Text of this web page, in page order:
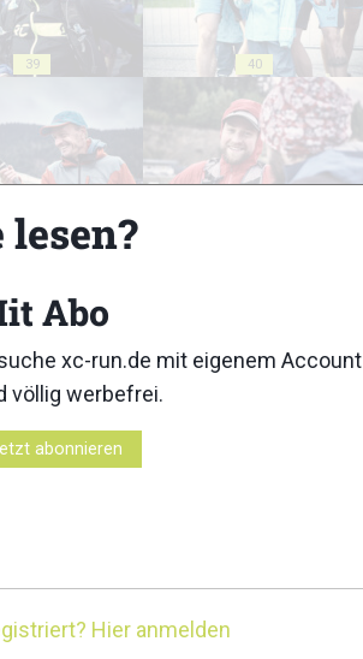
39 40
44
54 55
Abo
xc-run.de mit eigenem Account
völlig werbefrei.
abonnieren
Hier anmelden